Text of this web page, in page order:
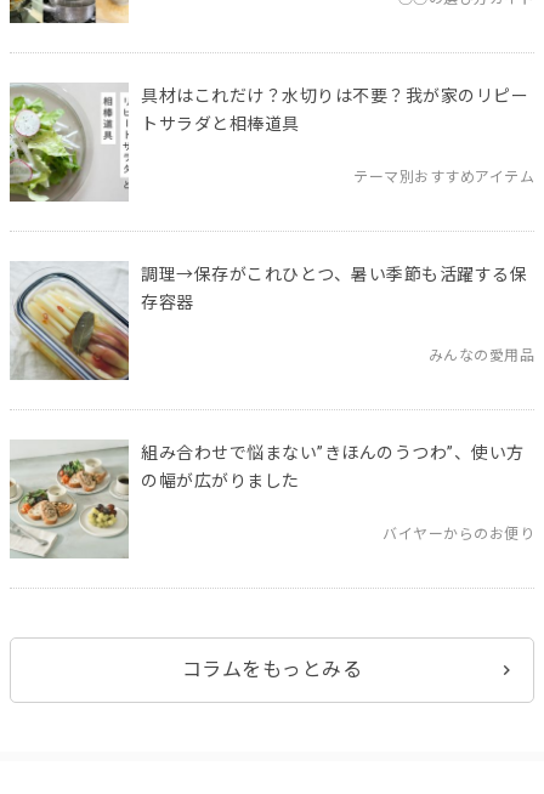
具材はこれだけ？水切りは不要？我が家のリピー
トサラダと相棒道具
テーマ別おすすめアイテム
調理→保存がこれひとつ、暑い季節も活躍する保
存容器
みんなの愛用品
組み合わせで悩まない”きほんのうつわ”、使い方
の幅が広がりました
バイヤーからのお便り
コラムをもっとみる